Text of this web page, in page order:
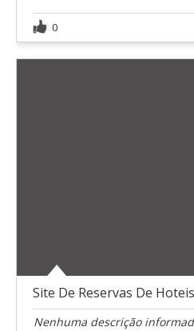
0
Site De Reservas De Hoteis
Nenhuma descrição